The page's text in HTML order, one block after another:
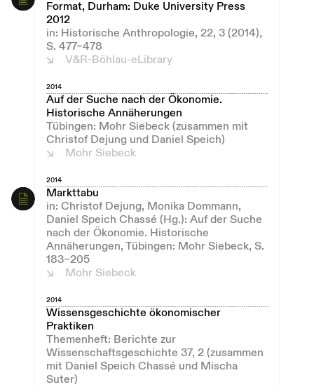
Format, Durham: Duke University Press
2012
in: Historische Anthropologie, 22, 3 (2014),
S. 477–478
V&R-Böhlau-eLibrary
2014
Auf der Suche nach der Ökonomie.
Historische Annäherungen
Tübingen: Mohr Siebeck (zusammen mit
Christof Dejung und Daniel Speich)
Mohr Siebeck
2014
Markttabu
in: Christof Dejung, Monika Dommann,
Daniel Speich Chassé (Hg.): Auf der Suche
nach der Ökonomie. Historische
Annäherungen, Tübingen: Mohr Siebeck, S.
183–205
Mohr Siebeck
2014
Wissensgeschichte ökonomischer
Praktiken
Themenheft: Berichte zur
Wissenschaftsgeschichte 37, 2 (zusammen
mit Daniel Speich Chassé und Mischa
Suter)